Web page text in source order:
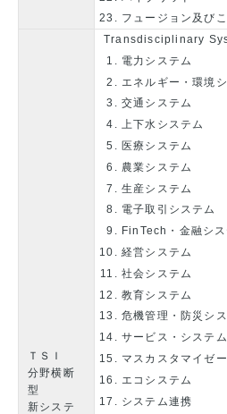
フュージョン及び
ＴＳＩ
分野横断
型
新システ
Transdisciplinary
電力システム
エネルギー・環境
交通システム
上下水システム
医療システム
農業システム
生産システム
電子取引システム
FinTech・金融シ
経営システム
社会システム
教育システム
危機管理・防災シ
サービス・システム
マスカスタマイゼ
エコシステム
システム連携